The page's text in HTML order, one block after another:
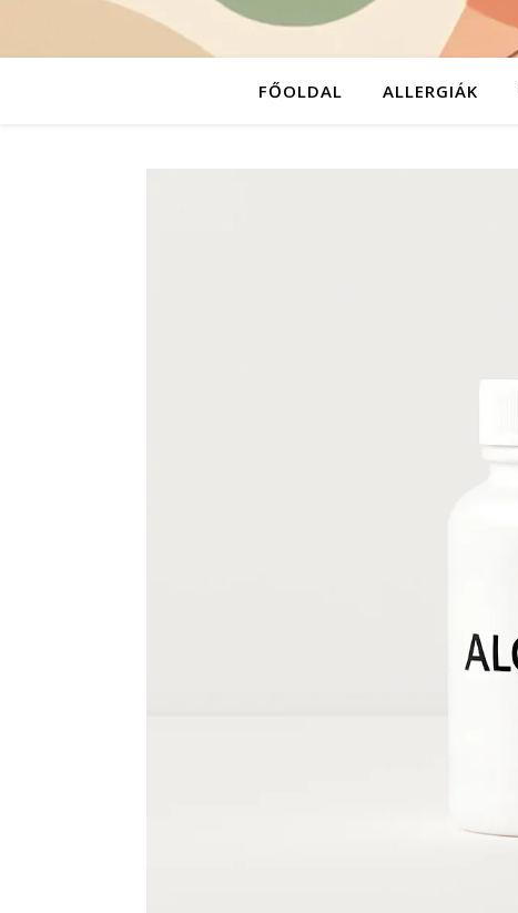
FŐOLDAL ALLERGIÁK